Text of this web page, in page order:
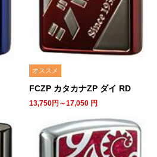
オススメ
FCZP カタカナZP ダイ RD
13,750円～17,050 円